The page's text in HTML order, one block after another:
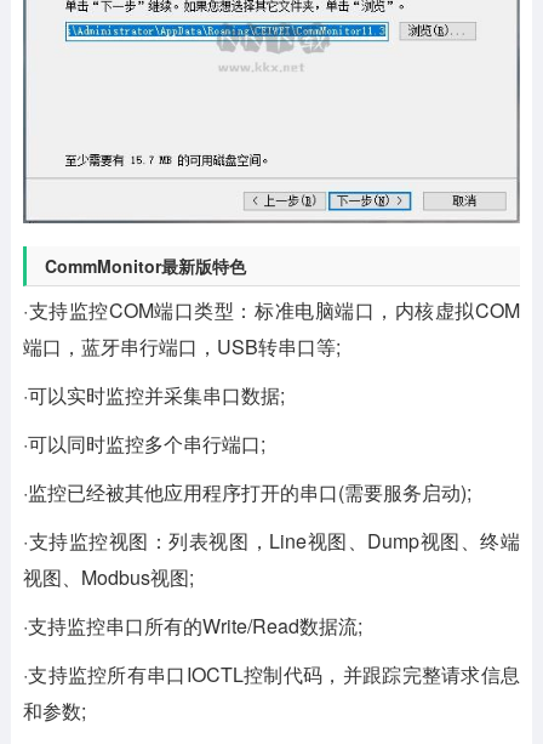
CommMonitor最新版特色
·支持监控COM端口类型：标准电脑端口，内核虚拟COM
端口，蓝牙串行端口，USB转串口等;
·可以实时监控并采集串口数据;
·可以同时监控多个串行端口;
·监控已经被其他应用程序打开的串口(需要服务启动);
·支持监控视图：列表视图，Line视图、Dump视图、终端
视图、Modbus视图;
·支持监控串口所有的Write/Read数据流;
·支持监控所有串口IOCTL控制代码，并跟踪完整请求信息
和参数;